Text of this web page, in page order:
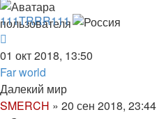
111TRRR111
01 окт 2018, 13:50
Far world
Далекий мир
SMERCH » 20 сен 2018, 23:44